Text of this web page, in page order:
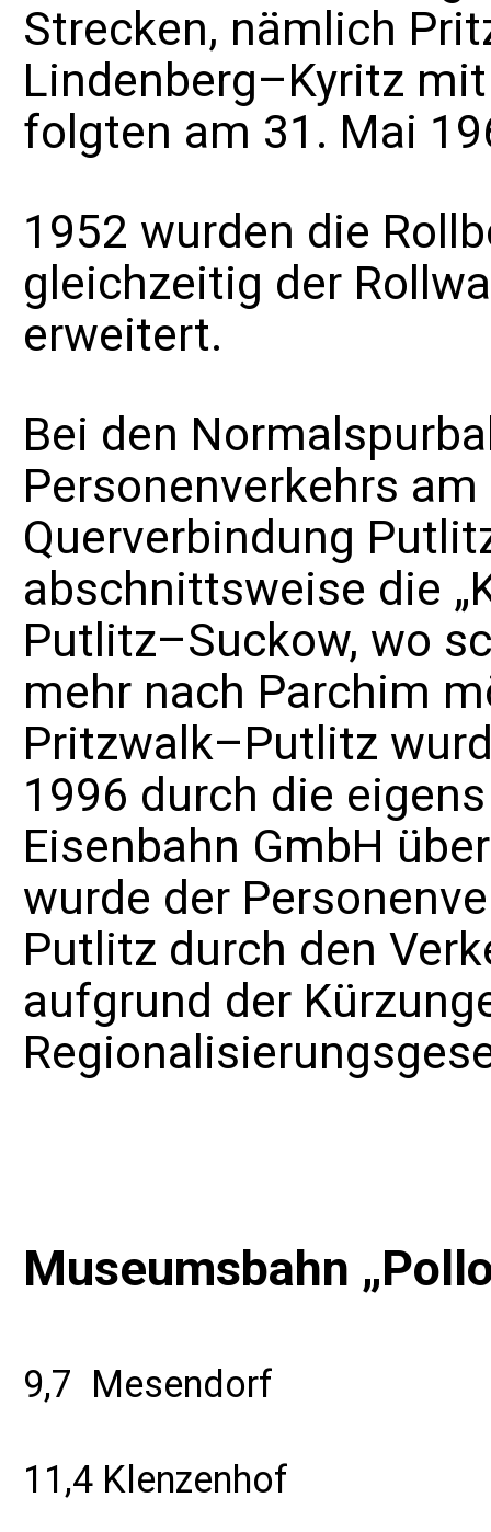
Strecken, nämlich
Lindenberg–Kyritz
folgten am 31. Mai
1952 wurden die
gleichzeitig der
erweitert.
Bei den
Personenverkehrs
Querverbindung
abschnittsweise die
Putlitz–Suckow, wo
mehr nach Parchim
Pritzwalk–Putlitz
1996 durch die
Eisenbahn GmbH
wurde der
Putlitz durch den
aufgrund der
Museumsbahn
9,7 Mesendorf
11,4 Klenzenhof